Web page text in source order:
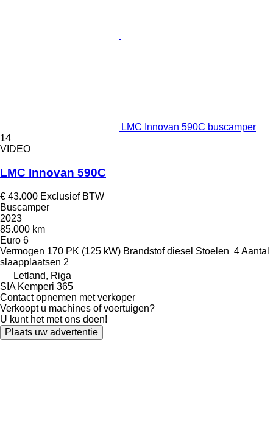
LMC Innovan 590C buscamper
14
VIDEO
LMC Innovan 590C
€ 43.000 Exclusief BTW
Buscamper
2023
85.000 km
Euro 6
Vermogen 170 PK (125 kW) Brandstof diesel Stoelen 4Aantal
slaapplaatsen 2
Letland, Riga
SIA Kemperi 365
Contact opnemen met verkoper
Verkoopt u machines of voertuigen?
U kunt het met ons doen!
Plaats uw advertentie